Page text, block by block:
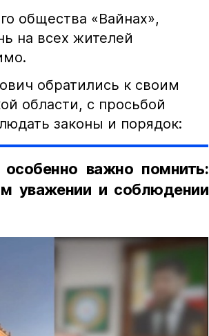
общества «Вайнах»,
на всех жителей
обратились к своим
области, с просьбой
законы и порядок:
важно помнить:
уважении и соблюдении